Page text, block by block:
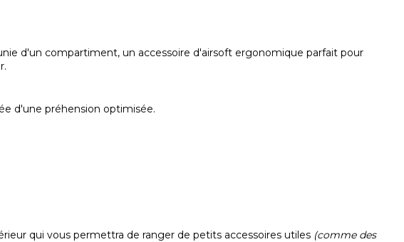
d'un compartiment, un accessoire d'airsoft ergonomique parfait pour
d'une préhension optimisée.
qui vous permettra de ranger de petits accessoires utiles (comme des